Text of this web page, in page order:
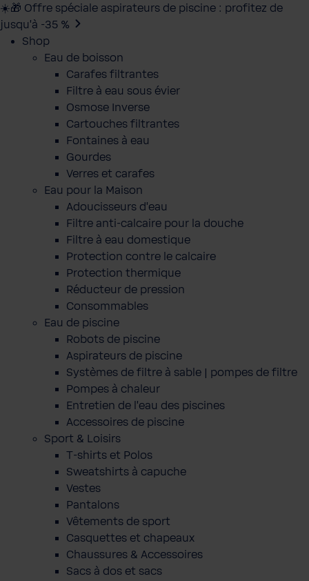
☀️🎁 Offre spéciale aspirateurs de piscine : profitez de
jusqu’à -35 %
Shop
Eau de boisson
Carafes filtrantes
Filtre à eau sous évier
Osmose Inverse
Cartouches filtrantes
Fontaines à eau
Gourdes
Verres et carafes
Eau pour la Maison
Adoucisseurs d'eau
Filtre anti-calcaire pour la douche
Filtre à eau domestique
Protection contre le calcaire
Protection thermique
Réducteur de pression
Consommables
Eau de piscine
Robots de piscine
Aspirateurs de piscine
Systèmes de filtre à sable | pompes de filtre
Pompes à chaleur
Entretien de l'eau des piscines
Accessoires de piscine
Sport & Loisirs
T-shirts et Polos
Sweatshirts à capuche
Vestes
Pantalons
Vêtements de sport
Casquettes et chapeaux
Chaussures & Accessoires
Sacs à dos et sacs